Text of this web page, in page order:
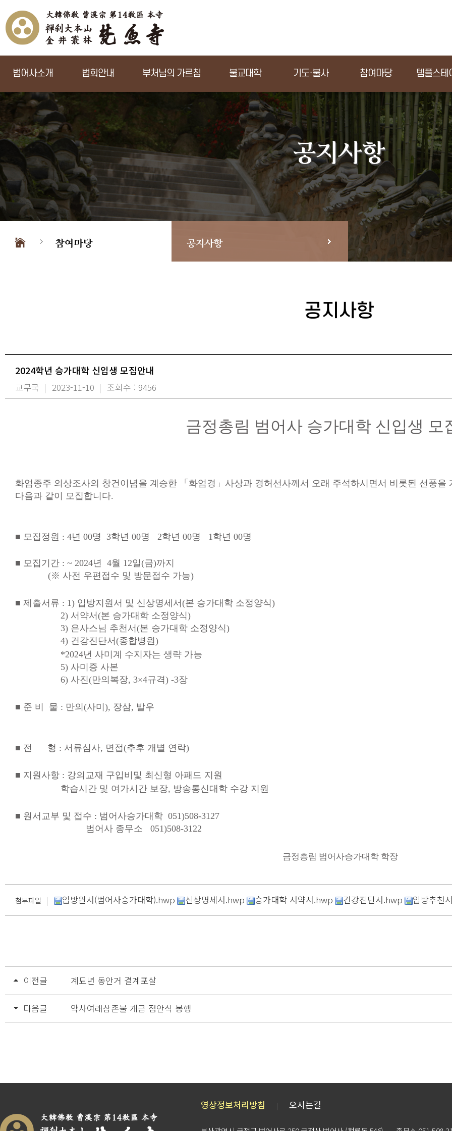
범어사소개 법회안내 부처님의 가르침 불교대학 기도·불사 참여마당 템플스테
공지사항
참여마당 공지사항
공지사항
2024학년 승가대학 신입생 모집안내
교무국 | 2023-11-10 | 조회수 : 9456
금정총림 범어사 승가대학 신입생 모
화엄종주 의상조사의 창건이념을 계승한 「화엄경」사상과 경허선사께서 오래 주석하시면서 비롯된 선풍
다음과 같이 모집합니다.
■ 모집정원 : 4년 00명 3학년 00명 2학년 00명 1학년 00명
■ 모집기간 : ~ 2024년 4월 12일(금)까지
(※ 사전 우편접수 및 방문접수 가능)
■ 제출서류 : 1) 입방지원서 및 신상명세서(본 승가대학 소정양식)
2) 서약서(본 승가대학 소정양식)
3) 은사스님 추천서(본 승가대학 소정양식)
4) 건강진단서(종합병원)
*2024년 사미계 수지자는 생략 가능
5) 사미증 사본
6) 사진(만의복장, 3×4규격) -3장
■ 준 비 물 : 만의(사미), 장삼, 발우
■ 전 형 : 서류심사, 면접(추후 개별 연락)
■ 지원사항 : 강의교재 구입비및 최신형 아패드 지원
학습시간 및 여가시간 보장, 방송통신대학 수강 지원
■ 원서교부 및 접수 : 범어사승가대학 051)508-3127
범어사 종무소 051)508-3122
금정총림 범어사승가대학 학장
첨부파일 | 입방원서(범어사승가대학).hwp 신상명세서.hwp 승가대학 서약서.hwp 건강진단서.hwp 입방추천
이전글 계묘년 동안거 결계포살
다음글 약사여래삼존불 개금 점안식 봉행
영상정보처리방침 | 오시는길